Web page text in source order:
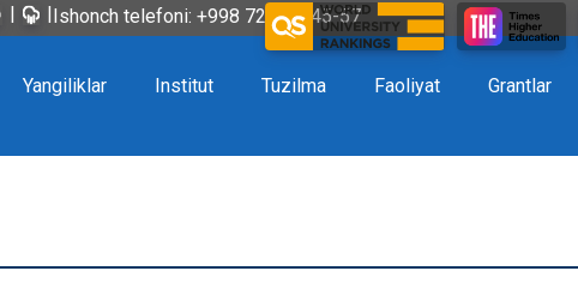
| |Ishonch telefoni: +998 72 226-45-57
Yangiliklar Institut Tuzilma Faoliyat Grantlar